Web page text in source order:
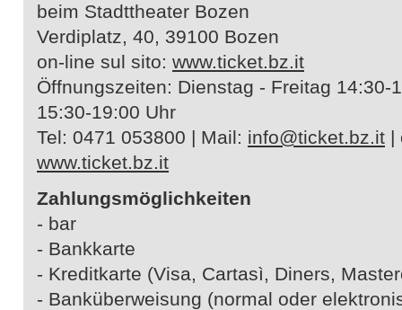
beim Stadttheater Bozen
Verdiplatz, 40, 39100 Bozen
on-line sul sito: www.ticket.bz.it
Öffnungszeiten: Dienstag - Freitag 14:30-
15:30-19:00 Uhr
Tel: 0471 053800 | Mail: info@ticket.bz.it |
www.ticket.bz.it
Zahlungsmöglichkeiten
- bar
- Bankkarte
- Kreditkarte (Visa, Cartasì, Diners,
- Banküberweisung (normal oder